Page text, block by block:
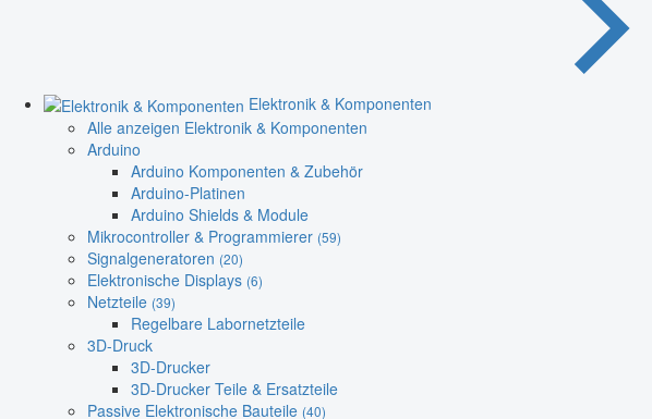
Elektronik & Komponenten
Alle anzeigen Elektronik & Komponenten
Arduino
Arduino Komponenten & Zubehör
Arduino-Platinen
Arduino Shields & Module
Mikrocontroller & Programmierer (59)
Signalgeneratoren (20)
Elektronische Displays (6)
Netzteile (39)
Regelbare Labornetzteile
3D-Druck
3D-Drucker
3D-Drucker Teile & Ersatzteile
Passive Elektronische Bauteile (40)